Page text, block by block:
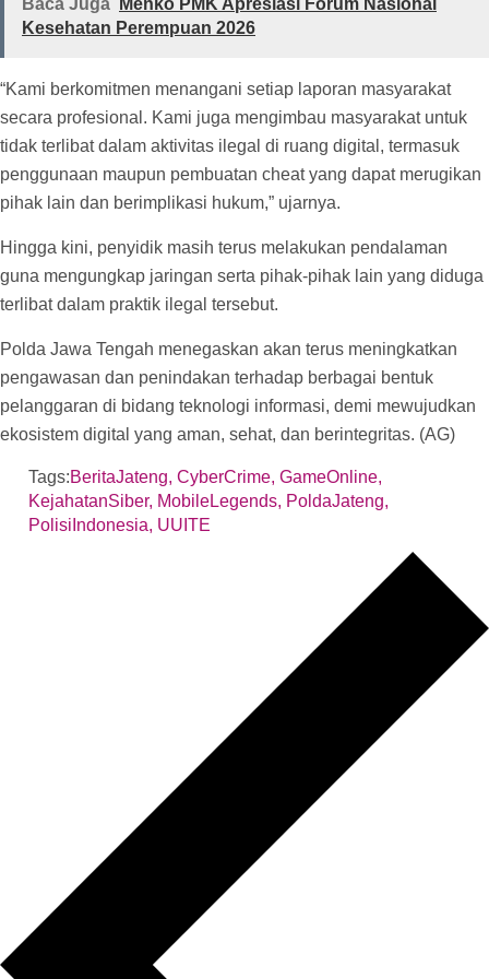
Baca Juga
Menko PMK Apresiasi Forum Nasional
Kesehatan Perempuan 2026
“Kami berkomitmen menangani setiap laporan masyarakat
secara profesional. Kami juga mengimbau masyarakat untuk
tidak terlibat dalam aktivitas ilegal di ruang digital, termasuk
penggunaan maupun pembuatan cheat yang dapat merugikan
pihak lain dan berimplikasi hukum,” ujarnya.
Hingga kini, penyidik masih terus melakukan pendalaman
guna mengungkap jaringan serta pihak-pihak lain yang diduga
terlibat dalam praktik ilegal tersebut.
Polda Jawa Tengah menegaskan akan terus meningkatkan
pengawasan dan penindakan terhadap berbagai bentuk
pelanggaran di bidang teknologi informasi, demi mewujudkan
ekosistem digital yang aman, sehat, dan berintegritas. (AG)
Tags:BeritaJateng, CyberCrime, GameOnline,
KejahatanSiber, MobileLegends, PoldaJateng,
PolisiIndonesia, UUITE